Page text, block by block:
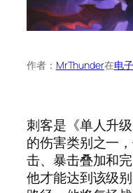
作者： MrThunder在电
刺客是《单人升
的伤害类别之一
击、暴击叠加和
他才能达到该级